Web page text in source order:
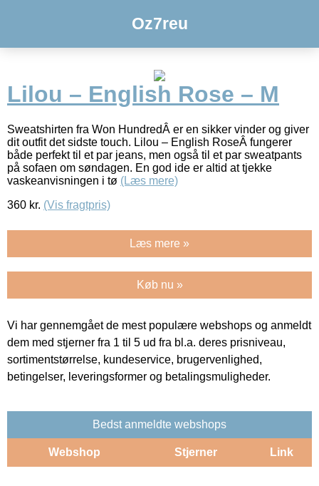
Oz7reu
Lilou – English Rose – M
Sweatshirten fra Won HundredÂ er en sikker vinder og giver
dit outfit det sidste touch. Lilou – English RoseÂ fungerer
både perfekt til et par jeans, men også til et par sweatpants
på sofaen om søndagen. En god ide er altid at tjekke
vaskeanvisningen i tø (Læs mere)
360 kr. (Vis fragtpris)
Læs mere »
Køb nu »
Vi har gennemgået de mest populære webshops og anmeldt
dem med stjerner fra 1 til 5 ud fra bl.a. deres prisniveau,
sortimentstørrelse, kundeservice, brugervenlighed,
betingelser, leveringsformer og betalingsmuligheder.
Bedst anmeldte webshops
Webshop Stjerner Link